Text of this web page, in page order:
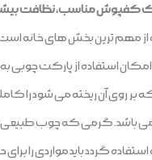
کفپوش مناسب، نظافت
از مهم ترین بخش های خانه است و
استفاده از پارکت چوبی به
بر روی آن ریخته می شود را
باشد. گرمی که چوب طبیعی به
گردد باید مواردی را